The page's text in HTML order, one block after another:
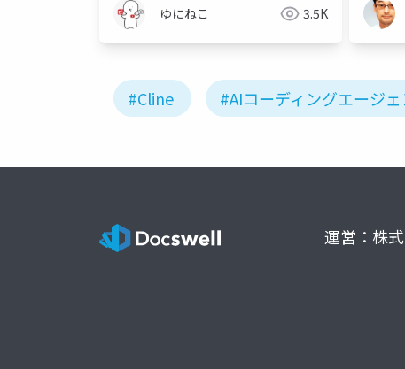
ゆにねこ 3.5K
#Cline #AIコーディングエージェ
運営：株